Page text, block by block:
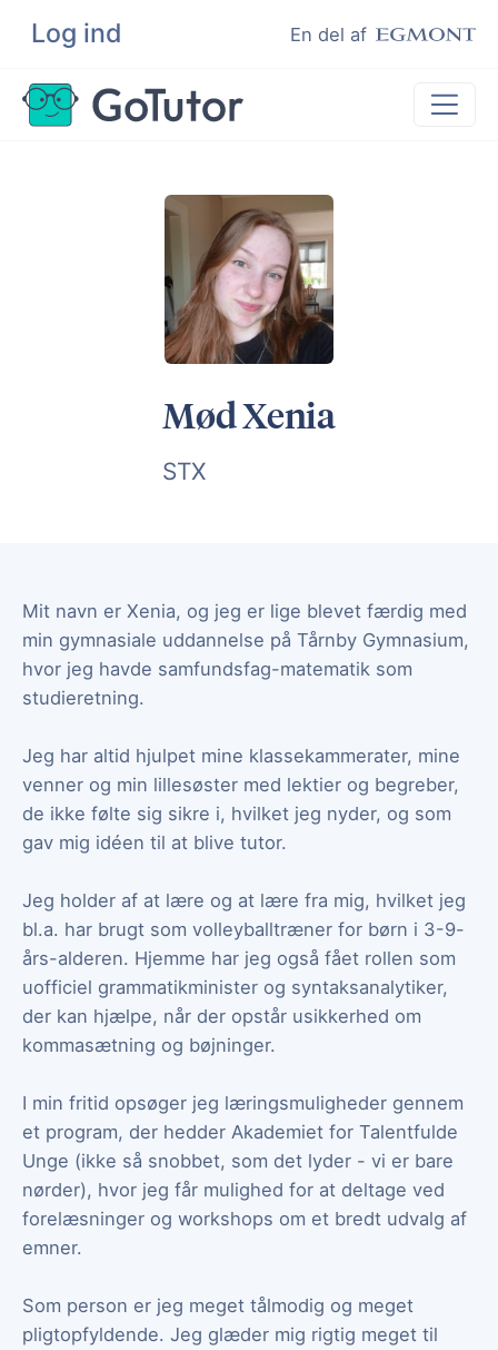
Log ind En del af
Søg
Lektiehjælp
Hjælp til ordblinde
Kundeudtalelser
Undervisere
Mød Xenia
STX
Mit navn er Xenia, og jeg er lige blevet færdig med
min gymnasiale uddannelse på Tårnby Gymnasium,
hvor jeg havde samfundsfag-matematik som
studieretning.
Jeg har altid hjulpet mine klassekammerater, mine
venner og min lillesøster med lektier og begreber,
de ikke følte sig sikre i, hvilket jeg nyder, og som
gav mig idéen til at blive tutor.
Jeg holder af at lære og at lære fra mig, hvilket jeg
bl.a. har brugt som volleyballtræner for børn i 3-9-
års-alderen. Hjemme har jeg også fået rollen som
uofficiel grammatikminister og syntaksanalytiker,
der kan hjælpe, når der opstår usikkerhed om
kommasætning og bøjninger.
I min fritid opsøger jeg læringsmuligheder gennem
et program, der hedder Akademiet for Talentfulde
Unge (ikke så snobbet, som det lyder - vi er bare
nørder), hvor jeg får mulighed for at deltage ved
forelæsninger og workshops om et bredt udvalg af
emner.
Som person er jeg meget tålmodig og meget
pligtopfyldende. Jeg glæder mig rigtig meget til